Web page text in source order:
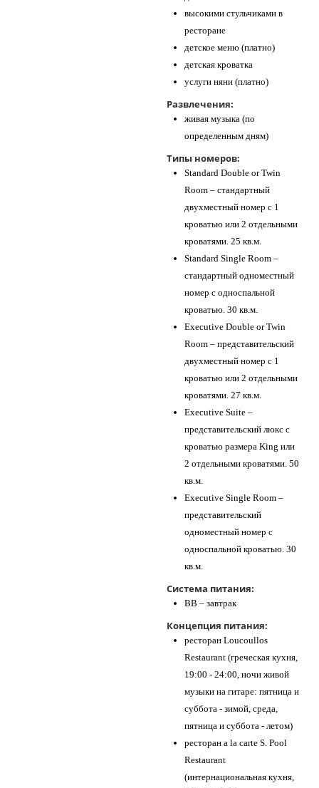
высокими стульчиками в
ресторане
детское меню (платно)
детская кроватка
услуги няни (платно)
Развлечения:
живая музыка (по
определенным дням)
Типы номеров:
Standard Double or Twin
Room – стандартный
двухместный номер с 1
кроватью или 2 отдельными
кроватями. 25 кв.м.
Standard Single Room –
стандартный одноместный
номер с односпальной
кроватью. 30 кв.м.
Executive Double or Twin
Room – представительский
двухместный номер с 1
кроватью или 2 отдельными
кроватями. 27 кв.м.
Executive Suite –
представительский люкс с
кроватью размера King или
2 отдельными кроватями. 50
кв.м.
Executive Single Room –
представительский
одноместный номер с
односпальной кроватью. 30
кв.м.
Система питания:
BB – завтрак
Концепция питания:
ресторан Loucoullos
Restaurant (греческая кухня,
19:00 - 24:00, ночи живой
музыки на гитаре: пятница и
суббота - зимой, среда,
пятница и суббота - летом)
ресторан а la carte S. Pool
Restaurant
(интернациональная кухня,